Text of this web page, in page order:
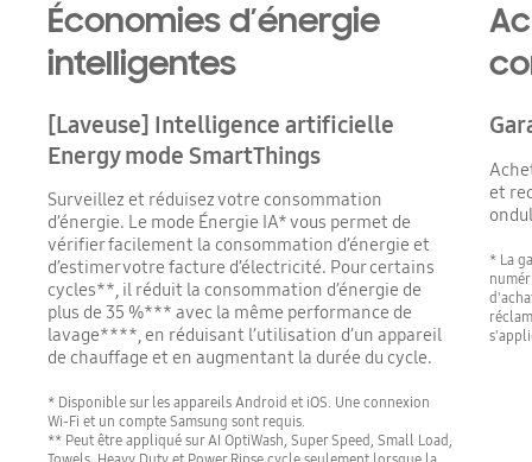
Économies d’énergie
intelligentes
[Laveuse] Intelligence artificielle
Energy mode SmartThings
Surveillez et réduisez votre consommation
d’énergie. Le mode Énergie IA* vous permet de
vérifier facilement la consommation d’énergie et
d’estimer votre facture d’électricité. Pour certains
cycles**, il réduit la consommation d’énergie de
plus de 35 %*** avec la même performance de
lavage****, en réduisant l’utilisation d’un appareil
de chauffage et en augmentant la durée du cycle.
* Disponible sur les appareils Android et iOS. Une connexion
Wi-Fi et un compte Samsung sont requis.
** Peut être appliqué sur AI OptiWash, Super Speed, Small Load,
et
* La